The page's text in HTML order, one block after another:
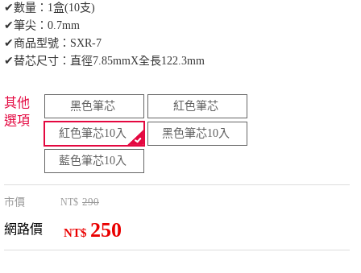
✔數量：1盒(10支)
✔筆尖：0.7mm
✔商品型號：SXR-7
✔替芯尺寸：直徑7.85mmX全長122.3mm
其他
選項
黑色筆芯 紅色筆芯
紅色筆芯10入 黑色筆芯10入
藍色筆芯10入
市價 NT$ 290
網路價 NT$ 250